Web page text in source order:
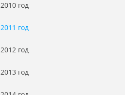
2010 год
2011 год
2012 год
2013 год